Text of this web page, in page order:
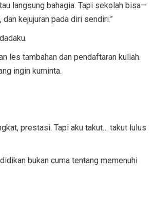
langsung bahagia. Tapi sekolah bisa—
kejujuran pada diri sendiri.”
les tambahan dan pendaftaran kuliah.
ingin kuminta.
prestasi. Tapi aku takut… takut lulus
bukan cuma tentang memenuhi